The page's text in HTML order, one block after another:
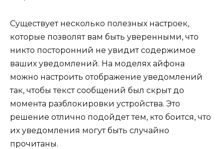
Существует несколько полезных настроек,
которые позволят вам быть уверенными, что
никто посторонний не увидит содержимое
ваших уведомлений. На моделях айфона
можно настроить отображение уведомлений
так, чтобы текст сообщений был скрыт до
момента разблокировки устройства. Это
решение отлично подойдет тем, кто боится, что
их уведомления могут быть случайно
прочитаны.